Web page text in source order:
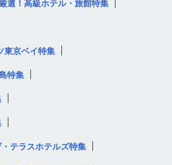
厳選！高級ホテル・旅館特集
東京ベイ特集
特集
テラスホテルズ特集